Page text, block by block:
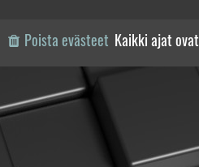
Kaikki ajat ovat
Poista evästeet